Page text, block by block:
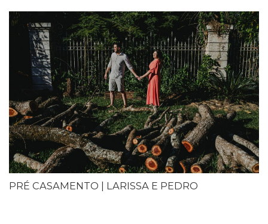
PRÉ CASAMENTO | LARISSA E PEDRO